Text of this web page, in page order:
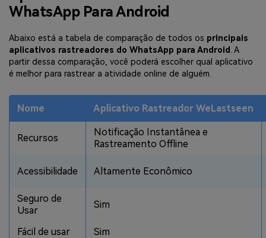
WhatsApp Para Android
Abaixo está a tabela de comparação de todos os principais
aplicativos rastreadores do WhatsApp para Android . A
partir dessa comparação, você poderá escolher qual aplicativo
é melhor para rastrear a atividade online de alguém.
Nome Aplicativo Rastreador WeLastseen
Recursos
Notificação Instantânea e
Rastreamento Offline
Acessibilidade Altamente Econômico
Seguro de
Usar
Sim
Fácil de usar
Sim